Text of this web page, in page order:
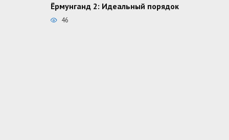
Ёрмунганд 2: Идеальный порядок
46